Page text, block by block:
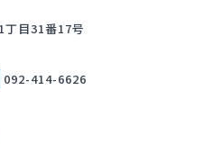
目31番17号
092-414-6626